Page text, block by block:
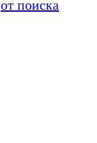
поиска